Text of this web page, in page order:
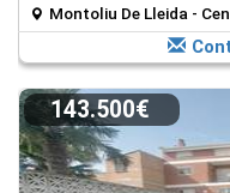
Montoliu De Lleida -
143.500€